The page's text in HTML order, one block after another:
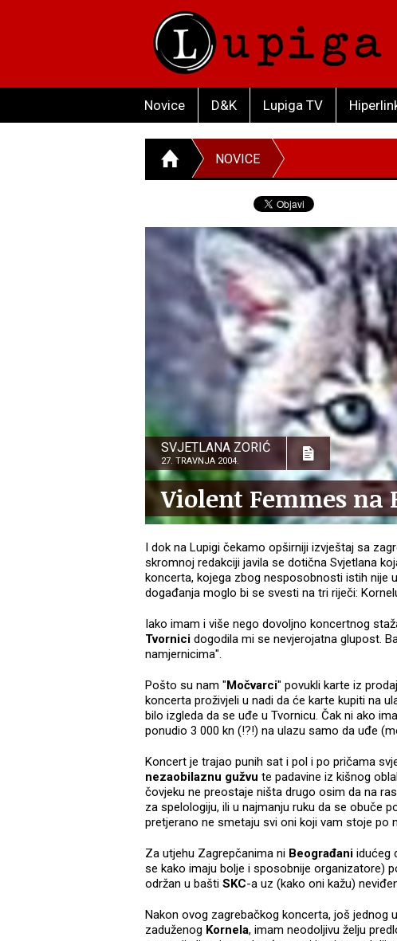
Novice D&K Lupiga TV
NOVICE
SVJETLANA ZORIĆ
27. TRAVNJA 2004.
Violent Femmes na
I dok na Lupigi čekamo opširniji izvještaj sa
skromnoj redakciji javila se dotična Svjetlana
koncerta, kojega zbog nesposobnosti istih nije
događanja moglo bi se svesti na tri riječi:
Iako imam i više nego dovoljno koncertnog
Tvornici dogodila mi se nevjerojatna glupost.
namjernicima".
Pošto su nam "Močvarci" povukli karte iz
koncerta proživjeli u nadi da će karte kupiti na
bilo izgleda da se uđe u Tvornicu. Čak ni ako
ponudio 3 000 kn (!?!) na ulazu samo da uđe
Koncert je trajao punih sat i pol i po pričama
nezaobilaznu gužvu te padavine iz kišnog
čovjeku ne preostaje ništa drugo osim da na
za spelologiju, ili u najmanju ruku da se obuče
pretjerano ne smetaju svi oni koji vam stoje po
Za utjehu Zagrepčanima ni Beograđani idućeg
se kako imaju bolje i sposobnije organizatore)
održan u bašti SKC-a uz (kako oni kažu)
Nakon ovog zagrebačkog koncerta, još jednog
zaduženog Kornela, imam neodoljivu želju